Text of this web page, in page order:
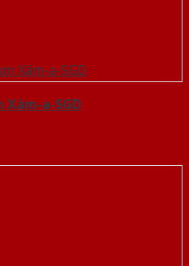
Xám-a-SGD